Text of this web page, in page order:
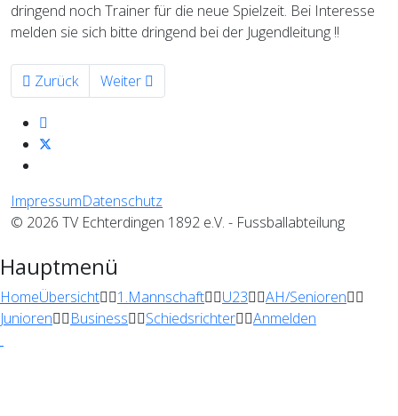
dringend noch Trainer für die neue Spielzeit. Bei Interesse
melden sie sich bitte dringend bei der Jugendleitung !!
Vorheriger Beitrag: Großes DANKESCHÖN den
Zurück Nächster Beitrag: TVE Jugendmannschaften
Weiter
ImpressumDatenschutz
© 2026 TV Echterdingen 1892 e.V. - Fussballabteilung
Hauptmenü
HomeÜbersicht 1.Mannschaft U23
AH/Senioren
Junioren
Business Schiedsrichter Anmelden